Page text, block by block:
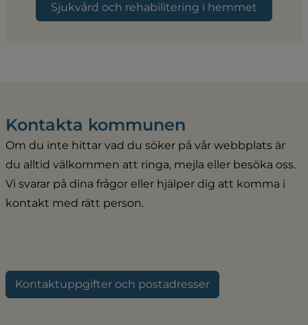
Sjukvård och rehabilitering i hemmet
Kontakta kommunen
Om du inte hittar vad du söker på vår webbplats är
du alltid välkommen att ringa, mejla eller besöka oss.
Vi svarar på dina frågor eller hjälper dig att komma i
kontakt med rätt person.
Kontaktuppgifter och postadresser